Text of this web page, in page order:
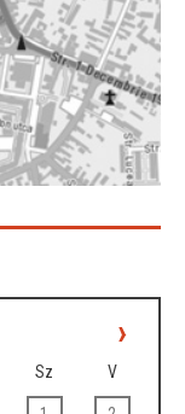
›
Sz V